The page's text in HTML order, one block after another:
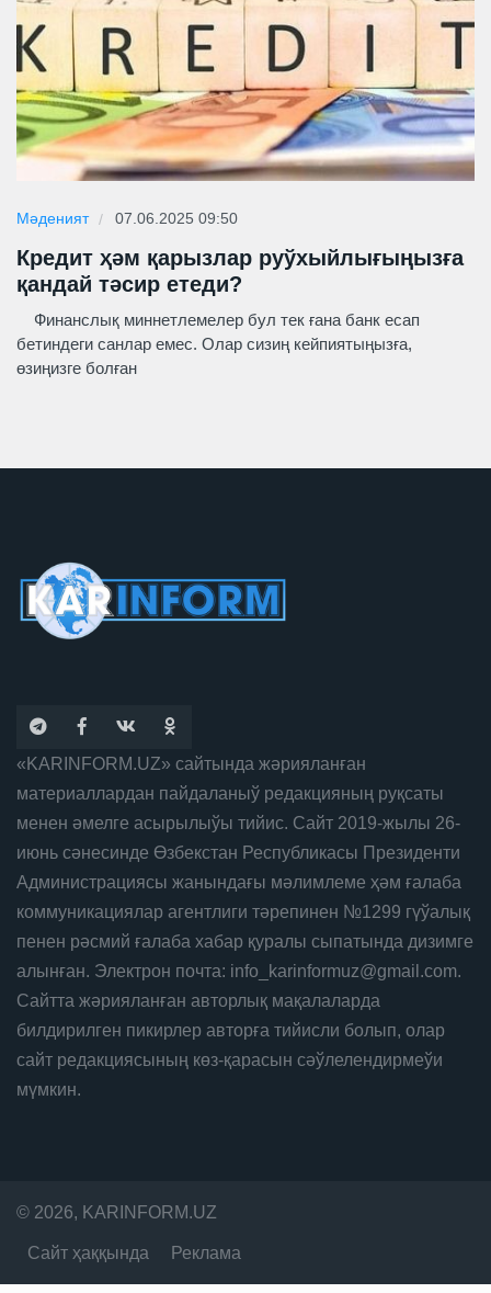
Мәденият 07.06.2025 09:50
Кредит ҳәм қарызлар руўхыйлығыңызға
қандай тәсир етеди?
Финанслық миннетлемелер бул тек ғана банк есап
бетиндеги санлар емес. Олар сизиң кейпиятыңызға,
өзиңизге болған
«KARINFORM.UZ» сайтында жәрияланған
материаллардан пайдаланыў редакцияның руқсаты
менен әмелге асырылыўы тийис. Сайт 2019-жылы 26-
июнь сәнесинде Өзбекстан Республикасы Президенти
Администрациясы жанындағы мәлимлеме ҳәм ғалаба
коммуникациялар агентлиги тәрепинен №1299 гүўалық
пенен рәсмий ғалаба хабар қуралы сыпатында дизимге
алынған. Электрон почта: info_karinformuz@gmail.com.
Сайтта жәрияланған авторлық мақалаларда
билдирилген пикирлер авторға тийисли болып, олар
сайт редакциясының көз-қарасын сәўлелендирмеўи
мүмкин.
© 2026, KARINFORM.UZ
Сайт ҳаққында Реклама